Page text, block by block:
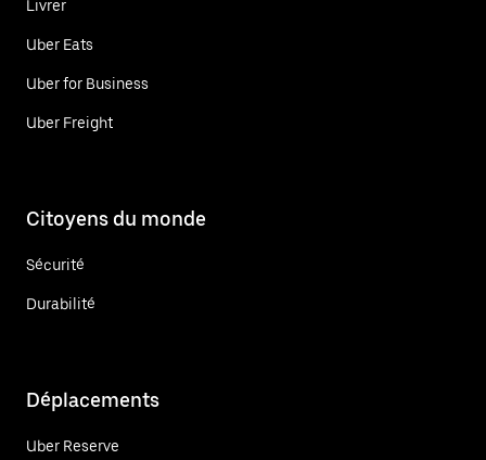
Livrer
Uber Eats
Uber for Business
Uber Freight
Citoyens du monde
Sécurité
Durabilité
Déplacements
Uber Reserve